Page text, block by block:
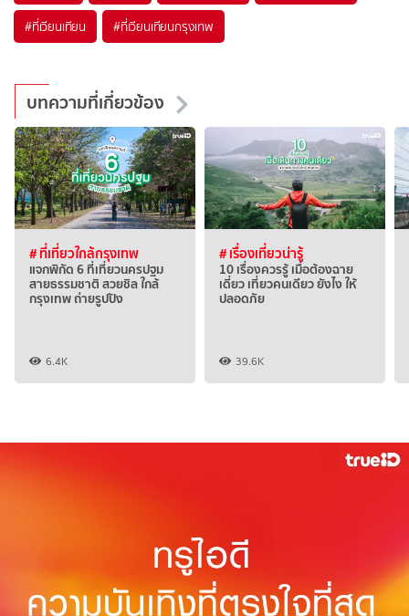
#ที่เวียนเทียน #ที่เวียนเทียนกรุงเทพ
บทความที่เกี่ยวข้อง
# ที่เที่ยวใกล้กรุงเทพ
แจกพิกัด 6 ที่เที่ยวนครปฐม
สายธรรมชาติ สวยชิล ใกล้
กรุงเทพ ถ่ายรูปปัง
6.4K
# เรื่องเที่ยวน่ารู้
10 เรื่องควรรู้ เมื่อต้องฉาย
เดี่ยว เที่ยวคนเดียว ยังไง ให้
ปลอดภัย
39.6K